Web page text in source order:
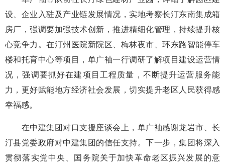
设、企业入驻及产业链发展情况，实地考察长汀东南集成箱
房厂，强调要加强技术创新，推进精细化管理，持续提升核
心竞争力。在汀州医院新院区、梅林夜市、环东路智能停车
楼和托育中心等项目，单广袖一行调研了解项目建设运营情
况，强调要抓好在建项目工程质量，不断提升运营服务能
力，更好赋能地方经济社会发展，切实提升老区人民获得感
幸福感。
在中建集团对口支援座谈会上，单广袖感谢龙岩市、长
汀县党委政府对中建集团的信任支持。下一步，集团将深入
贯彻落实党中央、国务院关于加快革命老区振兴发展的意